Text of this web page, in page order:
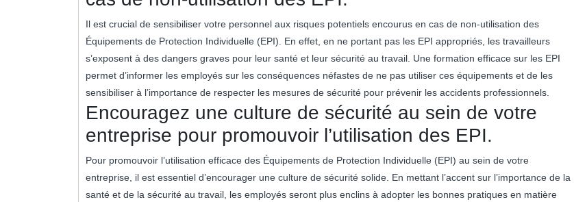
Il est crucial de sensibiliser votre personnel aux risques potentiels encourus en cas de non-utilisation des
Équipements de Protection Individuelle (EPI). En effet, en ne portant pas les EPI appropriés, les travailleurs
s’exposent à des dangers graves pour leur santé et leur sécurité au travail. Une formation efficace sur les EPI
permet d’informer les employés sur les conséquences néfastes de ne pas utiliser ces équipements et de les
sensibiliser à l’importance de respecter les mesures de sécurité pour prévenir les accidents professionnels.
Encouragez une culture de sécurité au sein de votre
entreprise pour promouvoir l’utilisation des EPI.
Pour promouvoir l’utilisation efficace des Équipements de Protection Individuelle (EPI) au sein de votre
entreprise, il est essentiel d’encourager une culture de sécurité solide. En mettant l’accent sur l’importance de la
santé et de la sécurité au travail, les employés seront plus enclins à adopter les bonnes pratiques en matière